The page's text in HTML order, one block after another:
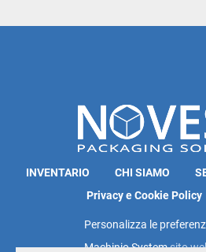
INVENTARIO CHI SIAMO
Privacy e Cookie Policy
Personalizza le
Machinio Systemsito